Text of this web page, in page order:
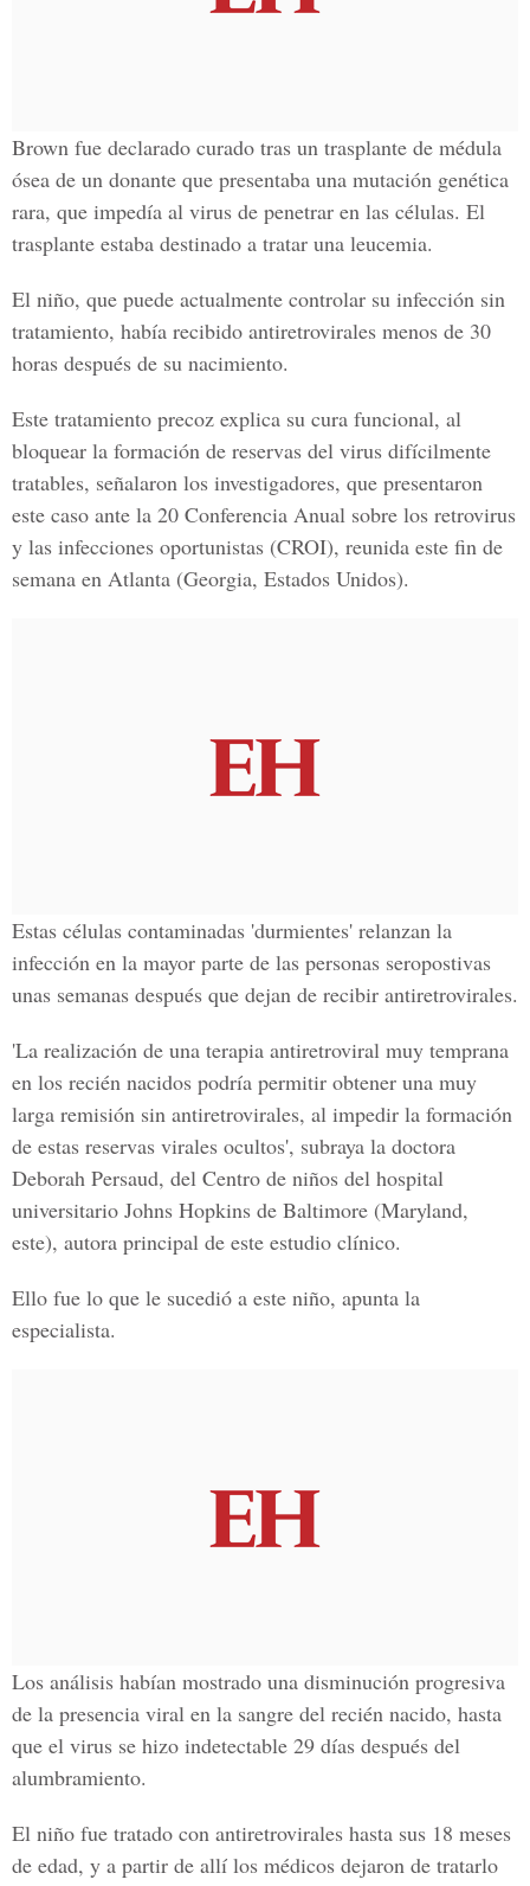
Brown fue declarado curado tras un trasplante de médula
ósea de un donante que presentaba una mutación genética
rara, que impedía al virus de penetrar en las células. El
trasplante estaba destinado a tratar una leucemia.
El niño, que puede actualmente controlar su infección sin
tratamiento, había recibido antiretrovirales menos de 30
horas después de su nacimiento.
Este tratamiento precoz explica su cura funcional, al
bloquear la formación de reservas del virus difícilmente
tratables, señalaron los investigadores, que presentaron
este caso ante la 20 Conferencia Anual sobre los retrovirus
y las infecciones oportunistas (CROI), reunida este fin de
semana en Atlanta (Georgia, Estados Unidos).
Estas células contaminadas 'durmientes' relanzan la
infección en la mayor parte de las personas seropostivas
unas semanas después que dejan de recibir antiretrovirales.
'La realización de una terapia antiretroviral muy temprana
en los recién nacidos podría permitir obtener una muy
larga remisión sin antiretrovirales, al impedir la formación
de estas reservas virales ocultos', subraya la doctora
Deborah Persaud, del Centro de niños del hospital
universitario Johns Hopkins de Baltimore (Maryland,
este), autora principal de este estudio clínico.
Ello fue lo que le sucedió a este niño, apunta la
especialista.
Los análisis habían mostrado una disminución progresiva
de la presencia viral en la sangre del recién nacido, hasta
que el virus se hizo indetectable 29 días después del
alumbramiento.
El niño fue tratado con antiretrovirales hasta sus 18 meses
de edad, y a partir de allí los médicos dejaron de tratarlo